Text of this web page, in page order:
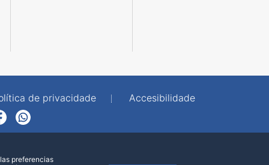
de privacidade
Accesibilidade
preferencias